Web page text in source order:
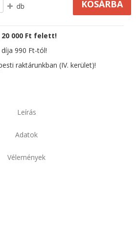
db
000 Ft felett!
990 Ft-tól!
raktárunkban (IV. kerület)!
Leírás
Adatok
Vélemények